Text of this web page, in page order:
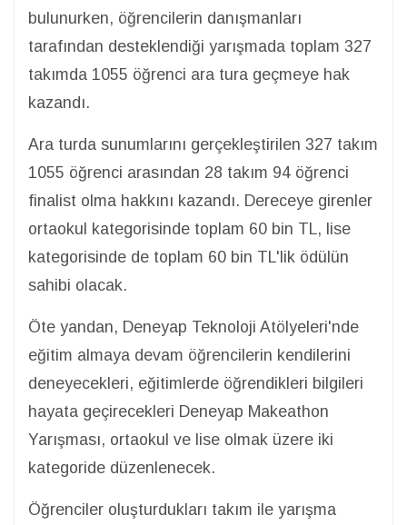
bulunurken, öğrencilerin danışmanları
tarafından desteklendiği yarışmada toplam 327
takımda 1055 öğrenci ara tura geçmeye hak
kazandı.
Ara turda sunumlarını gerçekleştirilen 327 takım
1055 öğrenci arasından 28 takım 94 öğrenci
finalist olma hakkını kazandı. Dereceye girenler
ortaokul kategorisinde toplam 60 bin TL, lise
kategorisinde de toplam 60 bin TL'lik ödülün
sahibi olacak.
Öte yandan, Deneyap Teknoloji Atölyeleri'nde
eğitim almaya devam öğrencilerin kendilerini
deneyecekleri, eğitimlerde öğrendikleri bilgileri
hayata geçirecekleri Deneyap Makeathon
Yarışması​​​​​​, ortaokul ve lise olmak üzere iki
kategoride düzenlenecek.
Öğrenciler oluşturdukları takım ile yarışma